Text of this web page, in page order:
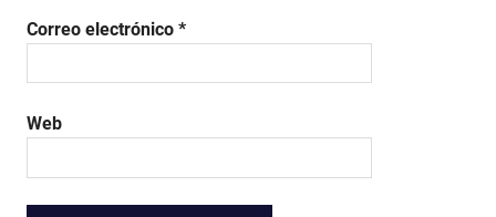
Correo electrónico *
Web